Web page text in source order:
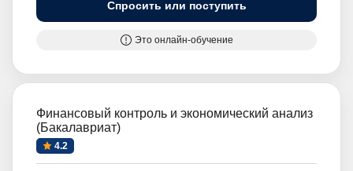
Спросить или поступить
Это онлайн-обучение
Финансовый контроль и экономический анализ
(Бакалавриат)
4.2